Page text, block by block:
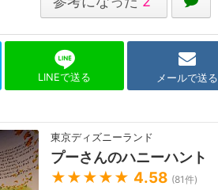
LINEで送る メールで送る
東京ディズニーランド
プーさんのハニーハント
★★★★★ 4.58 (81件)